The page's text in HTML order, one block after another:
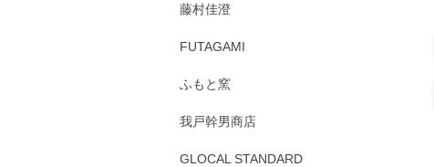
藤村佳澄
FUTAGAMI
ふもと窯
我戸幹男商店
GLOCAL STANDARD